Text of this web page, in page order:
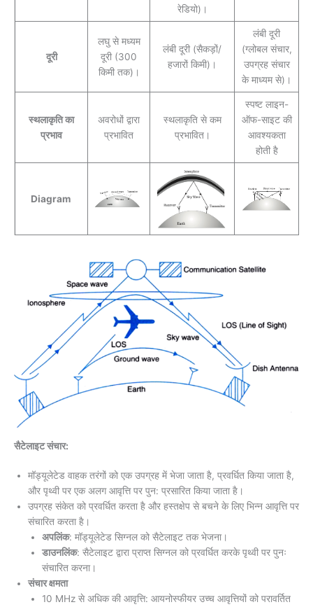
रेडियो)।
दूरी
लघु से मध्यम
दूरी (300
किमी तक)।
लंबी दूरी (सैकड़ों/
हजारों किमी)।
लंबी दूरी
(ग्लोबल संचार,
उपग्रह संचार
के माध्यम से)।
स्थलाकृति का
प्रभाव
अवरोधों द्वारा
प्रभावित
स्थलाकृति से कम
प्रभावित।
स्पष्ट लाइन-
ऑफ-साइट की
आवश्यकता
होती है
Diagram
सैटेलाइट संचार:
मॉड्यूलेटेड वाहक तरंगों को एक उपग्रह में भेजा जाता है, प्रवर्धित किया जाता है,
और पृथ्वी पर एक अलग आवृत्ति पर पुन: प्रसारित किया जाता है।
उपग्रह संकेत को प्रवर्धित करता है और हस्तक्षेप से बचने के लिए भिन्न आवृत्ति पर
संचारित करता है।
अपलिंक: मॉड्यूलेटेड सिग्नल को सैटेलाइट तक भेजना।
डाउनलिंक: सैटेलाइट द्वारा प्राप्त सिग्नल को प्रवर्धित करके पृथ्वी पर पुनः
संचारित करना।
संचार क्षमता
10 MHz से अधिक की आवृत्ति: आयनोस्फीयर उच्च आवृत्तियों को परावर्तित